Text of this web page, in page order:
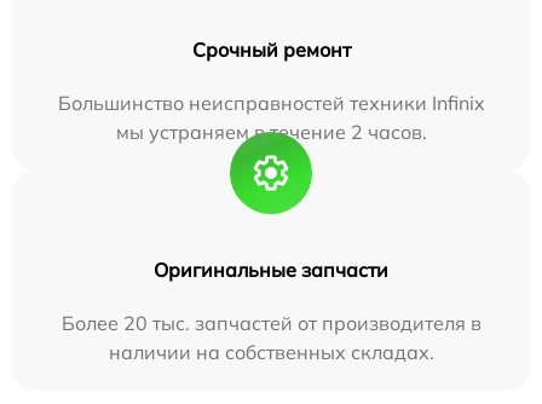
Срочный ремонт
Большинство неисправностей техники Infinix
мы устраняем в течение 2 часов.
Оригинальные запчасти
Более 20 тыс. запчастей от производителя в
наличии на собственных складах.